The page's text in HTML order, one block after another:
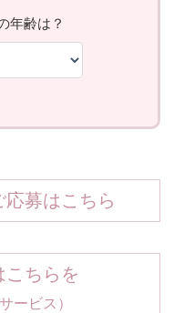
募はこちら
こちらを
ービス）